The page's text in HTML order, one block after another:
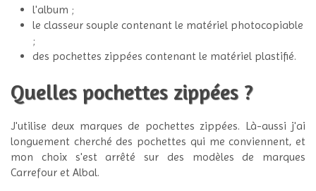
l'album ;
le classeur souple contenant le matériel photocopiable
;
des pochettes zippées contenant le matériel plastifié.
Quelles pochettes zippées ?
J'utilise deux marques de pochettes zippées. Là-aussi j'ai
longuement cherché des pochettes qui me conviennent, et
mon choix s'est arrêté sur des modèles de marques
Carrefour et Albal.